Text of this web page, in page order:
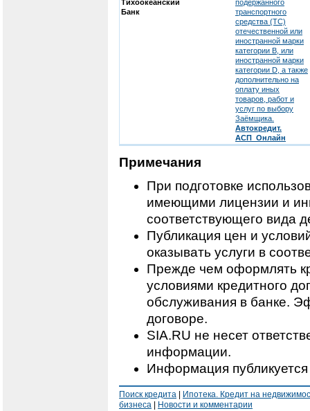
Тихоокеанский
Банк
подержанного
транспортного
средства (ТС)
отечественной или
иностранной марки
категории В, или
иностранной марки
категории D, а также
дополнительно на
оплату иных
товаров, работ и
услуг по выбору
Заёмщика.
Автокредит.
АСП_Онлайн
Примечания
При подготовке
имеющими лицензии и
соответствующего вида
Публикация цен и
оказывать услуги в
Прежде чем оформлять
условиями кредитного
обслуживания в банке.
договоре.
SIA.RU не несет
информации.
Информация
Поиск кредита
Ипотека. Кредит на
бизнеса
Новости и комментарии